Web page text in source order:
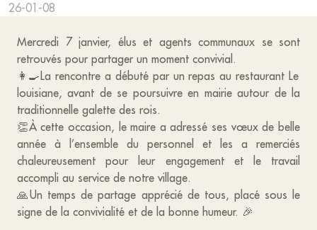
26-01-08
Mercredi 7 janvier, élus et agents communaux se sont
retrouvés pour partager un moment convivial.
👩‍🍳La rencontre a débuté par un repas au restaurant Le
louisiane, avant de se poursuivre en mairie autour de la
traditionnelle galette des rois.
👏À cette occasion, le maire a adressé ses vœux de belle
année à l’ensemble du personnel et les a remerciés
chaleureusement pour leur engagement et le travail
accompli au service de notre village.
🙏Un temps de partage apprécié de tous, placé sous le
signe de la convivialité et de la bonne humeur. 🎉